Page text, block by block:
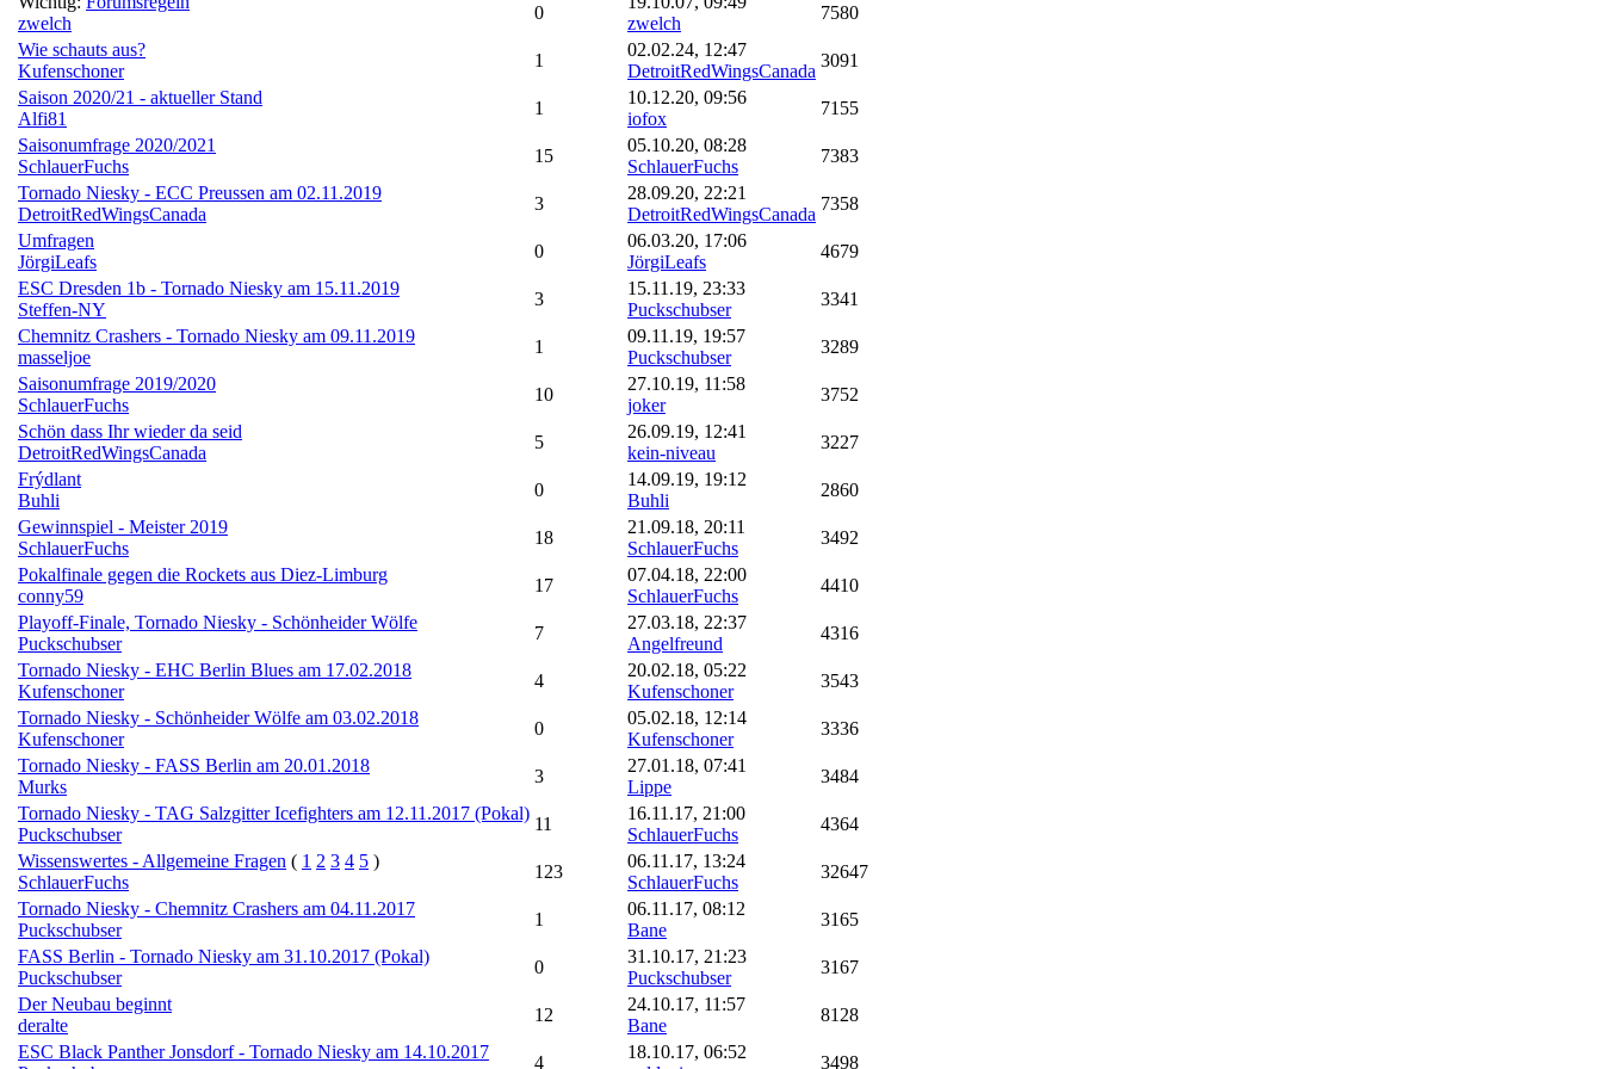
zwelch
0
zwelch
7580
Wie schauts aus?
Kufenschoner
1
02.02.24, 12:47
DetroitRedWingsCanada
3091
Saison 2020/21 - aktueller Stand
Alfi81
1
10.12.20, 09:56
iofox
7155
Saisonumfrage 2020/2021
SchlauerFuchs
15
05.10.20, 08:28
SchlauerFuchs
7383
Tornado Niesky - ECC Preussen am 02.11.2019
DetroitRedWingsCanada
3
28.09.20, 22:21
DetroitRedWingsCanada
7358
Umfragen
JörgiLeafs
0
06.03.20, 17:06
JörgiLeafs
4679
ESC Dresden 1b - Tornado Niesky am 15.11.2019
Steffen-NY
3
15.11.19, 23:33
Puckschubser
3341
Chemnitz Crashers - Tornado Niesky am 09.11.2019
masseljoe
1
09.11.19, 19:57
Puckschubser
3289
Saisonumfrage 2019/2020
SchlauerFuchs
10
27.10.19, 11:58
joker
3752
Schön dass Ihr wieder da seid
DetroitRedWingsCanada
5
26.09.19, 12:41
kein-niveau
3227
Frýdlant
Buhli
0
14.09.19, 19:12
Buhli
2860
Gewinnspiel - Meister 2019
SchlauerFuchs
18
21.09.18, 20:11
SchlauerFuchs
3492
Pokalfinale gegen die Rockets aus Diez-Limburg
conny59
17
07.04.18, 22:00
SchlauerFuchs
4410
Playoff-Finale, Tornado Niesky - Schönheider Wölfe
Puckschubser
7
27.03.18, 22:37
Angelfreund
4316
Tornado Niesky - EHC Berlin Blues am 17.02.2018
Kufenschoner
4
20.02.18, 05:22
Kufenschoner
3543
Tornado Niesky - Schönheider Wölfe am 03.02.2018
Kufenschoner
0
05.02.18, 12:14
Kufenschoner
3336
Tornado Niesky - FASS Berlin am 20.01.2018
Murks
3
27.01.18, 07:41
Lippe
3484
Tornado Niesky - TAG Salzgitter Icefighters am 12.11.2017 (Pokal)
Puckschubser
11
16.11.17, 21:00
SchlauerFuchs
4364
Wissenswertes - Allgemeine Fragen ( 1 2 3 4 5 )
SchlauerFuchs
123
06.11.17, 13:24
SchlauerFuchs
32647
Tornado Niesky - Chemnitz Crashers am 04.11.2017
Puckschubser
1
06.11.17, 08:12
Bane
3165
FASS Berlin - Tornado Niesky am 31.10.2017 (Pokal)
Puckschubser
0
31.10.17, 21:23
Puckschubser
3167
Der Neubau beginnt
deralte
12
24.10.17, 11:57
Bane
8128
ESC Black Panther Jonsdorf - Tornado Niesky am 14.10.2017
4
18.10.17, 06:52
3498